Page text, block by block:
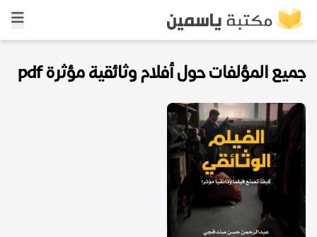
جميع المؤلفات حول أفلام وثائقية مؤثرة pdf